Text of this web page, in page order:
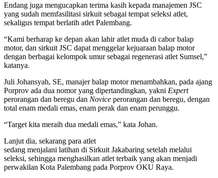
Endang juga mengucapkan terima kasih kepada manajemen JSC
yang sudah memfasilitasi sirkuit sebagai tempat seleksi atlet,
sekaligus tempat berlatih atlet Palembang.
“Kami berharap ke depan akan lahir atlet muda di cabor balap
motor, dan sirkuit JSC dapat menggelar kejuaraan balap motor
dengan berbagai kelompok umur sebagai regenerasi atlet Sumsel,”
katanya.
Juli Johansyah, SE, manajer balap motor menambahkan, pada ajang
Porprov ada dua nomor yang dipertandingkan, yakni Expert
perorangan dan beregu dan Novice perorangan dan beregu, dengan
total enam medali emas, enam perak dan enam perunggu.
“Target kita meraih dua medali emas,” kata Johan.
Lanjut dia, sekarang para atlet
sedang menjalani latihan di Sirkuit Jakabaring setelah melalui
seleksi, sehingga menghasilkan atlet terbaik yang akan menjadi
perwakilan Kota Palembang pada Porprov OKU Raya.